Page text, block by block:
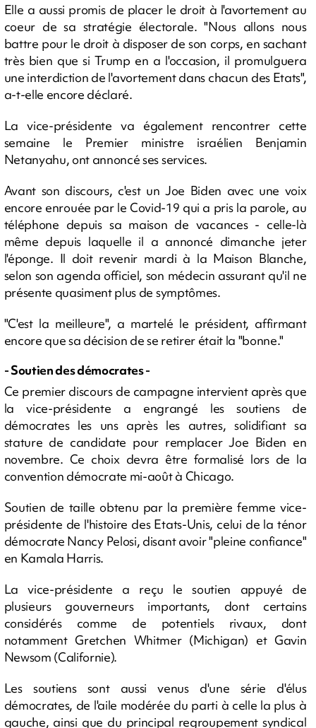
Elle a aussi promis de placer le droit à l'avortement au
coeur de sa stratégie électorale. "Nous allons nous
battre pour le droit à disposer de son corps, en sachant
très bien que si Trump en a l'occasion, il promulguera
une interdiction de l'avortement dans chacun des Etats",
a-t-elle encore déclaré.
La vice-présidente va également rencontrer cette
semaine le Premier ministre israélien Benjamin
Netanyahu, ont annoncé ses services.
Avant son discours, c'est un Joe Biden avec une voix
encore enrouée par le Covid-19 qui a pris la parole, au
téléphone depuis sa maison de vacances - celle-là
même depuis laquelle il a annoncé dimanche jeter
l'éponge. Il doit revenir mardi à la Maison Blanche,
selon son agenda officiel, son médecin assurant qu'il ne
présente quasiment plus de symptômes.
"C'est la meilleure", a martelé le président, affirmant
encore que sa décision de se retirer était la "bonne."
- Soutien des démocrates -
Ce premier discours de campagne intervient après que
la vice-présidente a engrangé les soutiens de
démocrates les uns après les autres, solidifiant sa
stature de candidate pour remplacer Joe Biden en
novembre. Ce choix devra être formalisé lors de la
convention démocrate mi-août à Chicago.
Soutien de taille obtenu par la première femme vice-
présidente de l'histoire des Etats-Unis, celui de la ténor
démocrate Nancy Pelosi, disant avoir "pleine confiance"
en Kamala Harris.
La vice-présidente a reçu le soutien appuyé de
plusieurs gouverneurs importants, dont certains
considérés comme de potentiels rivaux, dont
notamment Gretchen Whitmer (Michigan) et Gavin
Newsom (Californie).
Les soutiens sont aussi venus d'une série d'élus
démocrates, de l'aile modérée du parti à celle la plus à
gauche, ainsi que du principal regroupement syndical